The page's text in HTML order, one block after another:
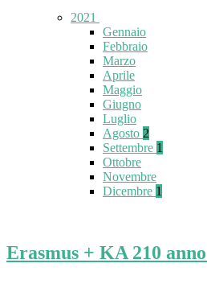
2021
Gennaio
Febbraio
Marzo
Aprile
Maggio
Giugno
Luglio
Agosto 2
Settembre 1
Ottobre
Novembre
Dicembre 1
Erasmus + KA 210